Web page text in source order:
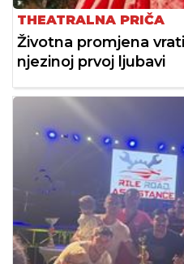
THEATRALNA PRIČA
Životna promjena
njezinoj prvoj ljubavi